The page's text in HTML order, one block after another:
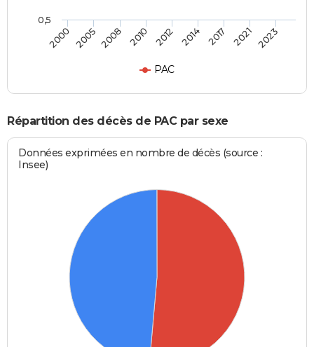
PAC
2000 2005 2008 2010 2012 2014 2017 2021 2023
0,5
Répartition des décès de PAC par sexe
Données exprimées en nombre de décès (source :
Insee)